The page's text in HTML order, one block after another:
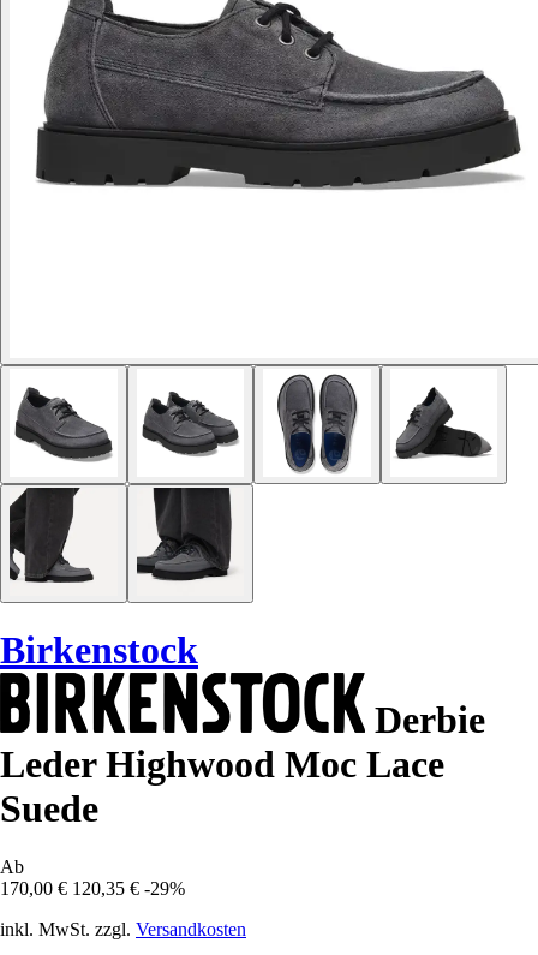
Birkenstock
Derbie
Leder Highwood Moc Lace
Suede
Ab
170,00 € 120,35 € -29%
inkl. MwSt. zzgl. Versandkosten